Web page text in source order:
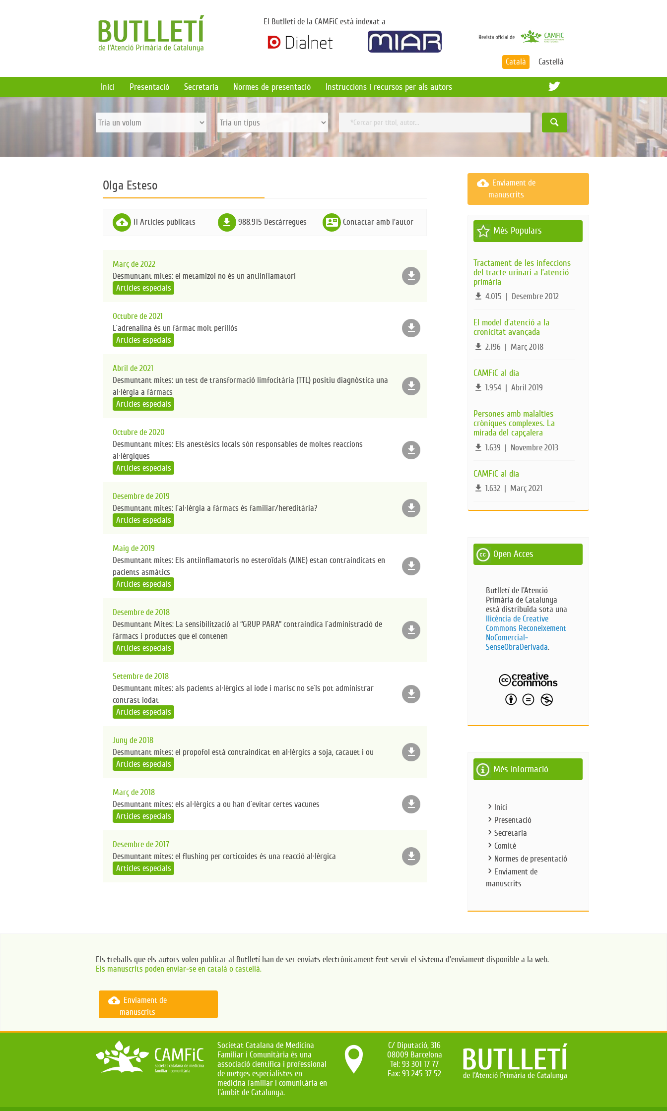
El Butlletí de la CAMFiC està indexat a
Català Castellà
Inici Presentació Secretaria Normes de presentació Instruccions i recursos per als autors
Olga Esteso
cloud_upload 11 Articles publicats file_download 988.915 Descàrregues contact_mail Contactar amb l'autor
Març de 2022
Desmuntant mites: el metamizol no és un antiinflamatori
Articles especials
file_download
Octubre de 2021
L´adrenalina és un fàrmac molt perillós
Articles especials
file_download
Abril de 2021
Desmuntant mites: un test de transformació limfocitària (TTL) positiu diagnòstica una
al·lèrgia a fàrmacs
Articles especials
file_download
Octubre de 2020
Desmuntant mites: Els anestèsics locals són responsables de moltes reaccions
al·lèrgiques
Articles especials
file_download
Desembre de 2019
Desmuntant mites: l´al·lèrgia a fàrmacs és familiar/hereditària?
Articles especials
file_download
Maig de 2019
Desmuntant mites: Els antiinflamatoris no esteroïdals (AINE) estan contraindicats en
pacients asmàtics
Articles especials
file_download
Desembre de 2018
Desmuntant Mites: La sensibilització al “GRUP PARA” contraindica l´administració de
fàrmacs i productes que el contenen
Articles especials
file_download
Setembre de 2018
Desmuntant mites: als pacients al·lèrgics al iode i marisc no se´ls pot administrar
contrast iodat
Articles especials
file_download
Juny de 2018
Desmuntant mites: el propofol està contraindicat en al·lèrgics a soja, cacauet i ou
Articles especials
file_download
Març de 2018
Desmuntant mites: els al·lèrgics a ou han d´evitar certes vacunes
Articles especials
file_download
Desembre de 2017
Desmuntant mites: el flushing per corticoides és una reacció al·lèrgica
Articles especials
file_download
cloud_upload Enviament de
manuscrits
Més Populars
Tractament de les infeccions
del tracte urinari a l’atenció
primària
file_download 4.015 | Desembre 2012
El model d´atenció a la
cronicitat avançada
file_download 2.196 | Març 2018
CAMFiC al dia
file_download 1.954| Abril 2019
Persones amb malalties
cròniques complexes. La
mirada del capçalera
file_download 1.639 | Novembre 2013
CAMFiC al dia
file_download 1.632 | Març 2021
Open Acces
Butlletí de l'Atenció
Primària de Catalunya
està distribuïda sota una
llicència de Creative
Commons Reconeixement
NoComercial-
SenseObraDerivada​.
Més informació
Inici
Presentació
Secretaria
Comité
Normes de presentació
Enviament de
manuscrits
Els treballs que els autors volen publicar al Butlletí han de ser enviats electrònicament fent servir el sistema d’enviament disponible a la web.
Els manuscrits poden enviar-se en català o castellà.
cloud_upload Enviament de
manuscrits
Societat Catalana de Medicina
Familiar i Comunitària és una
associació científica i professional
de metges especialistes en
medicina familiar i comunitària en
l'àmbit de Catalunya.
C/ Diputació, 316
08009 Barcelona
Tel: 93 301 17 77
Fax: 93 245 37 52